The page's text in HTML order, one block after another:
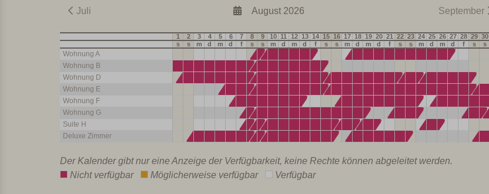
Juli August 2026 September
1 2 3 4 5 6 7 8 9 10 11 12 13 14 15 16 17 18 19 20 21 22 23 24 25 26 27 28 29 30
s
s m d m d f s s m d m d f s s m d m d f s s m d m d f s s
Wohnung A
Wohnung B
Wohnung D
Wohnung E
Wohnung F
Wohnung G
Suite H
Deluxe Zimmer
Der Kalender gibt nur eine Anzeige der Verfügbarkeit, keine Rechte können abgeleitet werden.
Nicht verfügbar
Möglicherweise verfügbar Verfügbar